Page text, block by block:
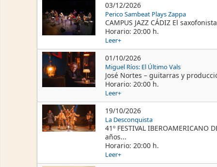
03/12/2026
Perico Sambeat Plays Zappa
CAMPUS JAZZ CÁDIZ El
Horario: 20:00 h.
Leer+
01/10/2026
Miguel Ríos: El Último Vals
José Nortes – guitarras y
Horario: 20:00 h.
Leer+
19/10/2026
La Desconquista
41º FESTIVAL
años...
Horario: 20:00 h.
Leer+